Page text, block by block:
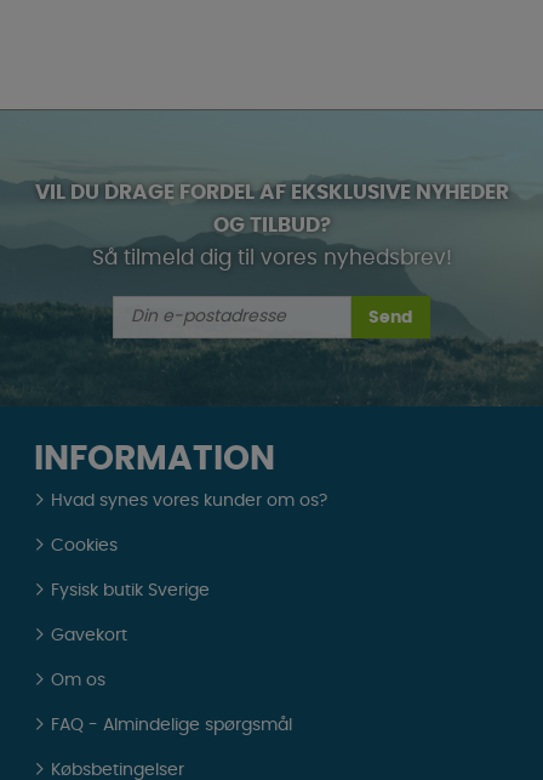
VIL DU DRAGE FORDEL AF EKSKLUSIVE NYHEDER
OG TILBUD?
Så tilmeld dig til vores nyhedsbrev!
Send
INFORMATION
Hvad synes vores kunder om os?
Cookies
Fysisk butik Sverige
Gavekort
Om os
FAQ - Almindelige spørgsmål
Købsbetingelser